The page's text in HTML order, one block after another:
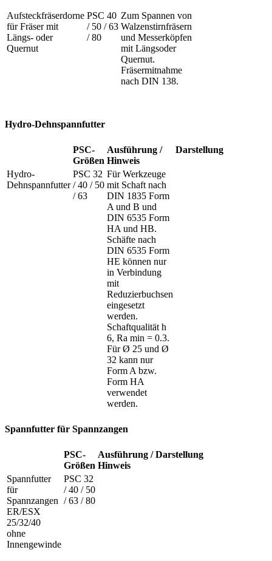
Aufsteckfräserdorne
für Fräser mit
Längs- oder
Quernut
PSC 40
/ 50 / 63
/ 80
Zum Spannen von
Walzenstirnfräsern
und Messerköpfen
mit Längsoder
Quernut.
Fräsermitnahme
nach DIN 138.
Hydro-Dehnspannfutter
PSC-
Größen
Ausführung /
Hinweis
Darstellung
Hydro-
Dehnspannfutter
PSC 32
/ 40 / 50
/ 63
Für Werkzeuge
mit Schaft nach
DIN 1835 Form
A und B und
DIN 6535 Form
HA und HB.
Schäfte nach
DIN 6535 Form
HE können nur
in Verbindung
mit
Reduzierbuchsen
eingesetzt
werden.
Schaftqualität h
6, Ra min = 0.3.
Für Ø 25 und Ø
32 kann nur
Form A bzw.
Form HA
verwendet
werden.
Spannfutter für Spannzangen
PSC-
Größen
Ausführung /
Hinweis
Darstellung
Spannfutter
für
Spannzangen
ER/ESX
25/32/40
ohne
Innengewinde
PSC 32
/ 40 / 50
/ 63 / 80